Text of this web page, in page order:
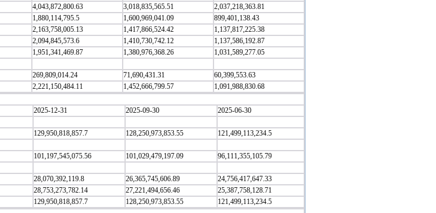
4,043,872,800.63 3,018,835,565.51
2,037,218,363.81
1,880,114,795.5 1,600,969,041.09
899,401,138.43
2,163,758,005.13 1,417,866,524.42
1,137,817,225.38
2,094,845,573.6 1,410,730,742.12
1,137,586,192.87
1,951,341,469.87 1,380,976,368.26
1,031,589,277.05
269,809,014.24 71,690,431.31
60,399,553.63
2,221,150,484.11 1,452,666,799.57
1,091,988,830.68
2025-12-31 2025-09-30
2025-06-30
129,950,818,857.7 128,250,973,853.55
121,499,113,234.5
101,197,545,075.56 101,029,479,197.09
96,111,355,105.79
28,070,392,119.8 26,365,745,606.89
24,756,417,647.33
28,753,273,782.14 27,221,494,656.46
25,387,758,128.71
129,950,818,857.7 128,250,973,853.55
121,499,113,234.5